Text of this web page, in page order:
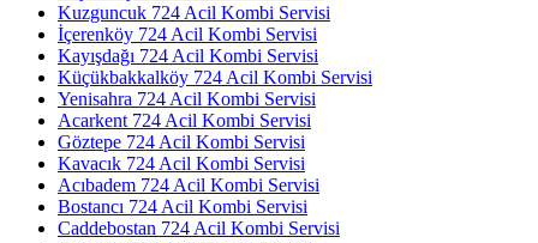
Kuzguncuk 724 Acil Kombi Servisi
İçerenköy 724 Acil Kombi Servisi
Kayışdağı 724 Acil Kombi Servisi
Küçükbakkalköy 724 Acil Kombi Servisi
Yenisahra 724 Acil Kombi Servisi
Acarkent 724 Acil Kombi Servisi
Göztepe 724 Acil Kombi Servisi
Kavacık 724 Acil Kombi Servisi
Acıbadem 724 Acil Kombi Servisi
Bostancı 724 Acil Kombi Servisi
Caddebostan 724 Acil Kombi Servisi